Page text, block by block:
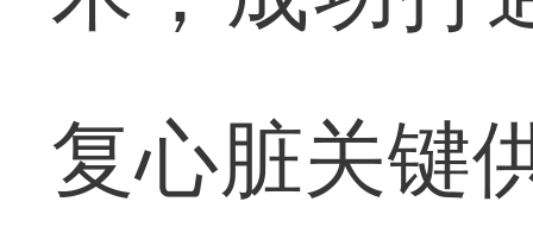
复心脏关键